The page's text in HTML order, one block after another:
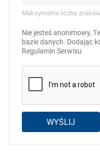
Maksymalna liczba
Nie jesteś anonimowy,
bazie danych. Dodając
Regulamin Serwisu
WYŚLIJ